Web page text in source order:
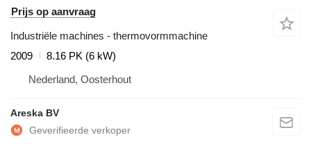
Prijs op aanvraag
Industriële machines - thermovormmachine
2009
8.16 PK (6 kW)
Nederland, Oosterhout
Areska BV